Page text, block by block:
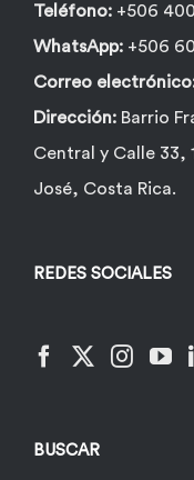
Teléfono: +506
WhatsApp: +506
Correo
Dirección: Barrio
Central y Calle 33,
José, Costa Rica.
REDES SOCIALES
BUSCAR